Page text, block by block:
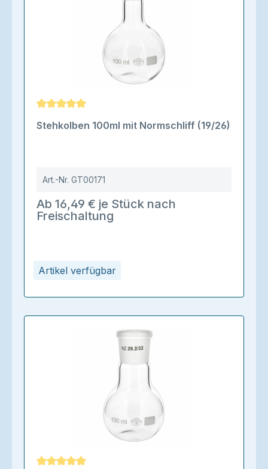
Artikel verfügbar
Durchschnittliche Bewertung von 5 von 5 Sternen
Stehkolben 100ml mit Normschliff (19/26)
Art.-Nr. GT00171
Ab 16,49 € je Stück nach
Freischaltung